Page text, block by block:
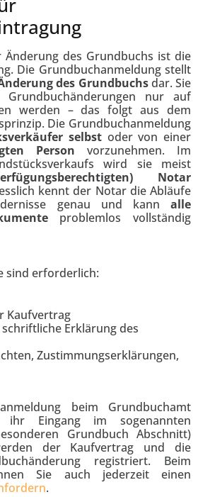
des Grundbuchs ist die
Die Grundbuchanmeldung stellt
des Grundbuchsdar. Sie
nur auf
werden – das folgt aus dem
Die Grundbuchanmeldung
selbst oder von einer
Person vorzunehmen. Im
wird sie meist
Notar
kennt der Notar die Abläufe
genau und kann alle
problemlos vollständig
sind erforderlich:
Kaufvertrag
Erklärung des
Zustimmungserklärungen,
beim Grundbuchamt
ihr Eingang im sogenannten
Grundbuch Abschnitt)
der Kaufvertrag und die
registriert. Beim
Sie auch jederzeit einen
.